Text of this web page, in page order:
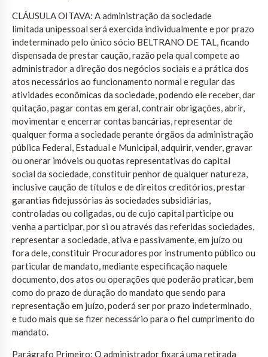
CLÁUSULA OITAVA: A administração da sociedade
limitada unipessoal será exercida individualmente e por prazo
indeterminado pelo único sócio BELTRANO DE TAL, ficando
dispensada de prestar caução, razão pela qual compete ao
administrador a direção dos negócios sociais e a prática dos
atos necessários ao funcionamento normal e regular das
atividades econômicas da sociedade, podendo ele receber, dar
quitação, pagar contas em geral, contrair obrigações, abrir,
movimentar e encerrar contas bancárias, representar de
qualquer forma a sociedade perante órgãos da administração
pública Federal, Estadual e Municipal, adquirir, vender, gravar
ou onerar imóveis ou quotas representativas do capital
social da sociedade, constituir penhor de qualquer natureza,
inclusive caução de títulos e de direitos creditórios, prestar
garantias fidejussórias às sociedades subsidiárias,
controladas ou coligadas, ou de cujo capital participe ou
venha a participar, por si ou através das referidas sociedades,
representar a sociedade, ativa e passivamente, em juízo ou
fora dele, constituir Procuradores por instrumento público ou
particular de mandato, mediante especificação naquele
documento, dos atos ou operações que poderão praticar, bem
como do prazo de duração do mandato que sendo para
representação em juízo, poderá ser por prazo indeterminado,
e tudo mais que se fizer necessário para o fiel cumprimento do
mandato.
Parágrafo Primeiro: O administrador fixará uma retirada